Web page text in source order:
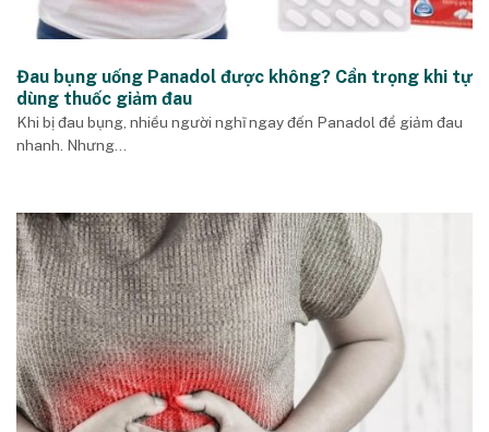
Đau bụng uống Panadol được không? Cẩn trọng khi tự
dùng thuốc giảm đau
Khi bị đau bụng, nhiều người nghĩ ngay đến Panadol để giảm đau
nhanh. Nhưng...